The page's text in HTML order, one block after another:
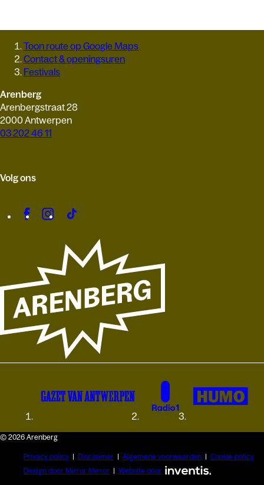
Toon route op Google Maps
Contact & openingsuren
Festivals
Arenberg
Arenbergstraat 28
2000 Antwerpen
03 202 46 11
Volg ons
© 2026 Arenberg
Privacy policy Disclaimer Algemene voorwaarden
Cookie policy
Design door Mirror Mirror
Website door